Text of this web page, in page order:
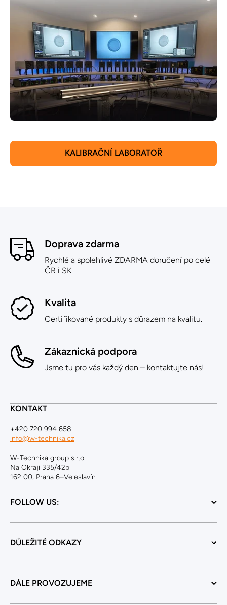
KALIBRAČNÍ LABORATOŘ
Doprava zdarma
Rychlé a spolehlivé ZDARMA doručení po celé
ČR i SK.
Kvalita
Certifikované produkty s důrazem na kvalitu.
Zákaznická podpora
Jsme tu pro vás každý den – kontaktujte nás!
KONTAKT
+420 720 994 658
info@w-technika.cz
W-Technika group s.r.o.
Na Okraji 335/42b
162 00, Praha 6–Veleslavín
FOLLOW US:
DŮLEŽITÉ ODKAZY
DÁLE PROVOZUJEME